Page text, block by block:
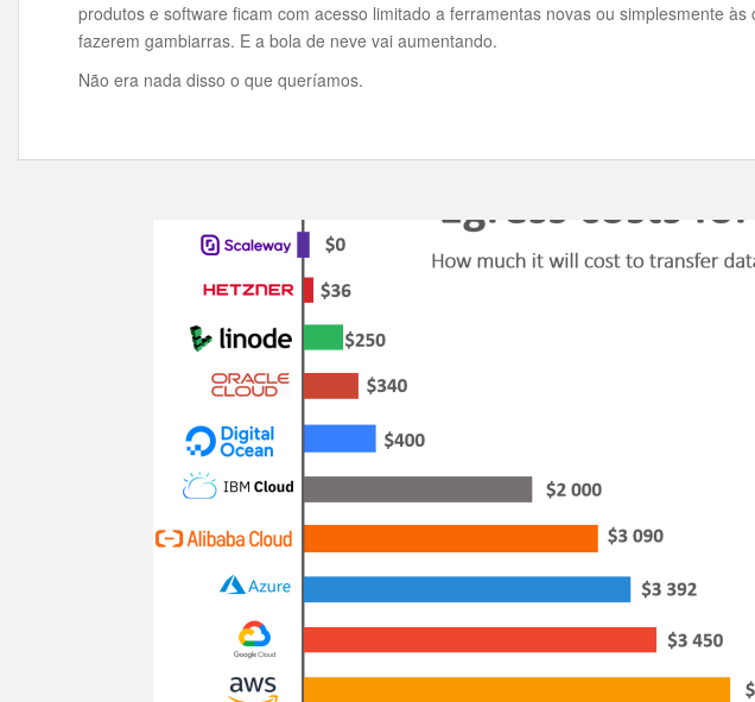
produtos e software ficam com acesso limitado a ferramentas novas ou simplesmente
fazerem gambiarras. E a bola de neve vai aumentando.
Não era nada disso o que queríamos.